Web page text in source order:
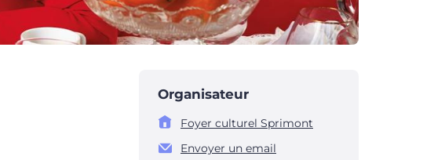
Organisateur
Foyer culturel Sprimont
Envoyer un email